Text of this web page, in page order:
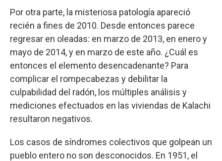
Por otra parte, la misteriosa patología apareció
recién a fines de 2010. Desde entonces parece
regresar en oleadas: en marzo de 2013, en enero y
mayo de 2014, y en marzo de este año. ¿Cuál es
entonces el elemento desencadenante? Para
complicar el rompecabezas y debilitar la
culpabilidad del radón, los múltiples análisis y
mediciones efectuados en las viviendas de Kalachi
resultaron negativos.
Los casos de síndromes colectivos que golpean un
pueblo entero no son desconocidos. En 1951, el